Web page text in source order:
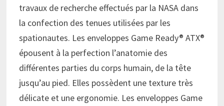
travaux de recherche effectués par la NASA dans
la confection des tenues utilisées par les
spationautes. Les enveloppes Game Ready® ATX®
épousent à la perfection l’anatomie des
différentes parties du corps humain, de la tête
jusqu’au pied. Elles possèdent une texture très
délicate et une ergonomie. Les enveloppes Game